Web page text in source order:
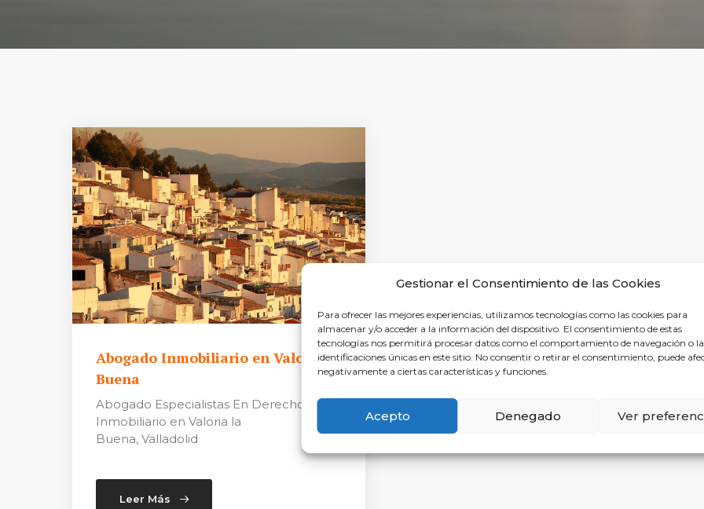
Gestionar el Consentimiento de las Cookies
Para ofrecer las mejores experiencias, utilizamos tecnologías como las cookies para
almacenar y/o acceder a la información del dispositivo. El consentimiento de estas
tecnologías nos permitirá procesar datos como el comportamiento de navegación o
identificaciones únicas en este sitio. No consentir o retirar el consentimiento, puede
negativamente a ciertas características y funciones.
Acepto Denegado Ver
Abogado Inmobiliario en Valoria la
Buena
Abogado Especialistas En Derecho
Inmobiliario en Valoria la
Buena, Valladolid
Leer Más